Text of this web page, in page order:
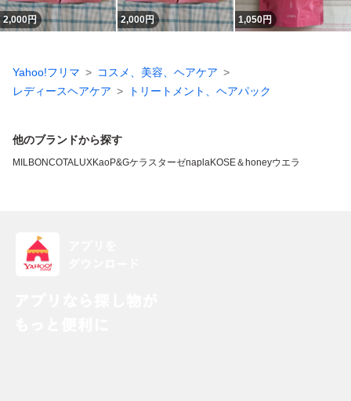
2,000円 2,000円 1,050円
Yahoo!フリマ
コスメ、美容、ヘアケア
レディースヘアケア
トリートメント、ヘアパック
他のブランドから探す
MILBONCOTALUXKaoP&GケラスターゼnaplaKOSE＆honeyウエラ